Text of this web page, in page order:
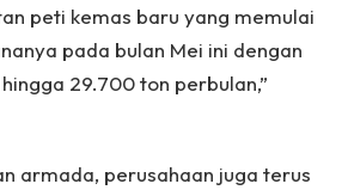
peti kemas baru yang memulai
pada bulan Mei ini dengan
29.700 ton perbulan,”
armada, perusahaan juga terus